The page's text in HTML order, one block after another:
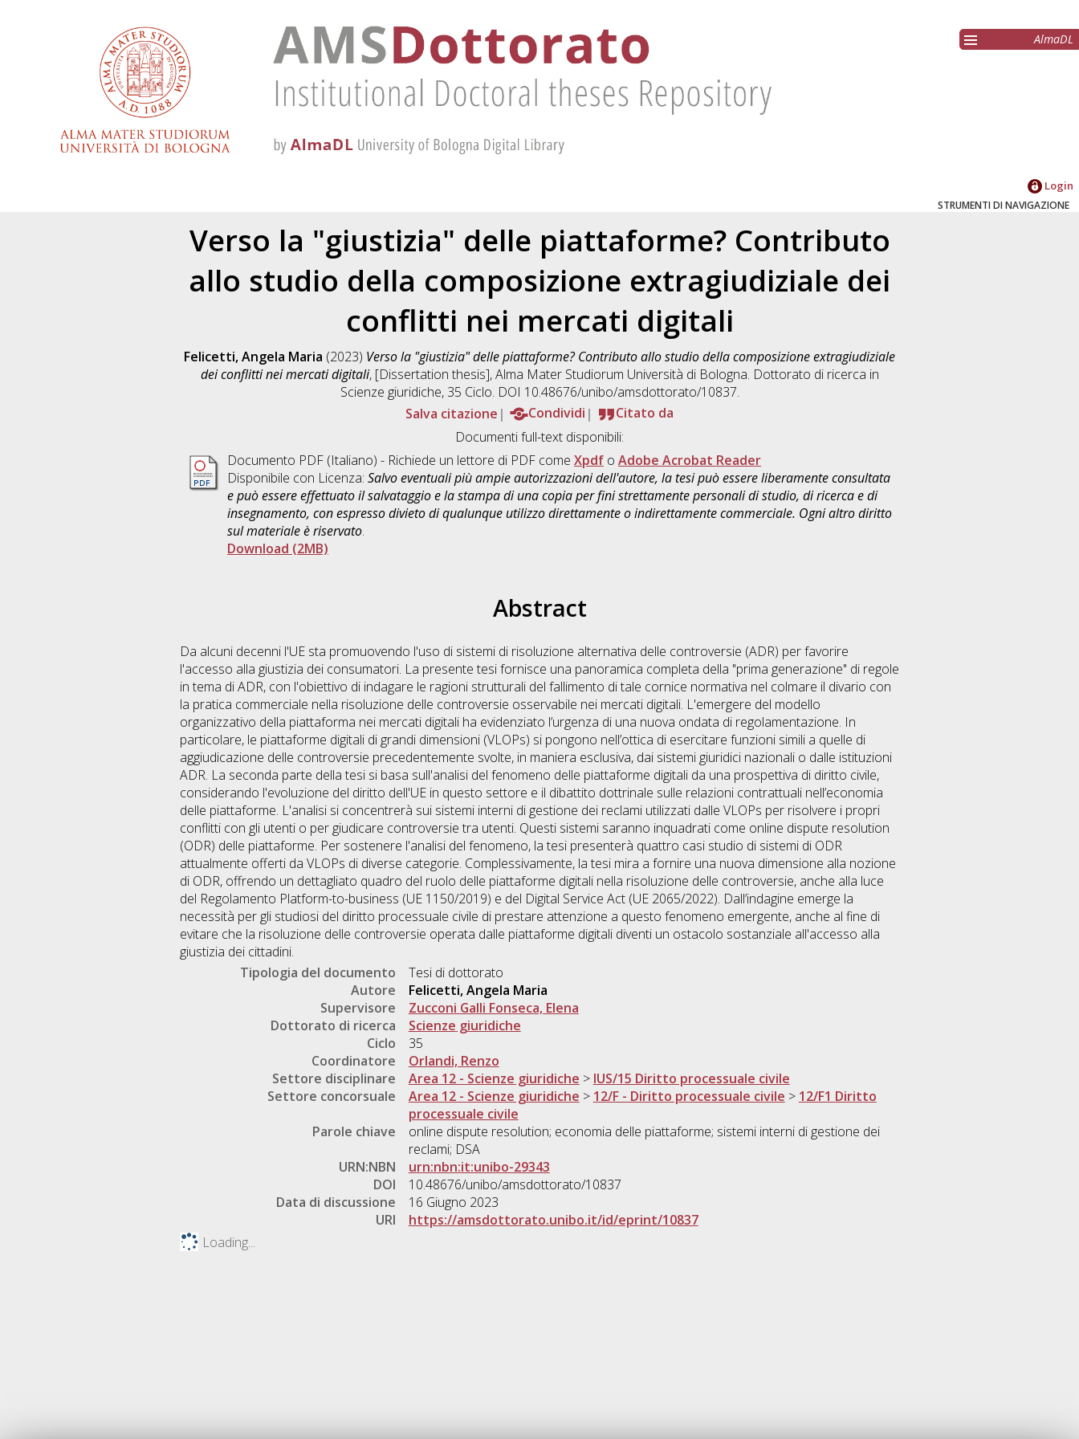
AlmaDL
Login
STRUMENTI DI NAVIGAZIONE
Verso la "giustizia" delle piattaforme? Contributo
allo studio della composizione extragiudiziale dei
conflitti nei mercati digitali
Felicetti, Angela Maria (2023) Verso la "giustizia" delle piattaforme? Contributo allo studio della composizione extragiudiziale
dei conflitti nei mercati digitali, [Dissertation thesis], Alma Mater Studiorum Università di Bologna. Dottorato di ricerca in
Scienze giuridiche, 35 Ciclo. DOI 10.48676/unibo/amsdottorato/10837.
Salva citazione
Condividi
Citato da
Documenti full-text disponibili:
Documento PDF (Italiano) - Richiede un lettore di PDF come Xpdf o Adobe Acrobat Reader
Disponibile con Licenza: Salvo eventuali più ampie autorizzazioni dell'autore, la tesi può essere liberamente consultata
e può essere effettuato il salvataggio e la stampa di una copia per fini strettamente personali di studio, di ricerca e di
insegnamento, con espresso divieto di qualunque utilizzo direttamente o indirettamente commerciale. Ogni altro diritto
sul materiale è riservato.
Download (2MB)
Abstract
Da alcuni decenni l'UE sta promuovendo l'uso di sistemi di risoluzione alternativa delle controversie (ADR) per favorire
l'accesso alla giustizia dei consumatori. La presente tesi fornisce una panoramica completa della "prima generazione" di regole
in tema di ADR, con l'obiettivo di indagare le ragioni strutturali del fallimento di tale cornice normativa nel colmare il divario con
la pratica commerciale nella risoluzione delle controversie osservabile nei mercati digitali. L'emergere del modello
organizzativo della piattaforma nei mercati digitali ha evidenziato l’urgenza di una nuova ondata di regolamentazione. In
particolare, le piattaforme digitali di grandi dimensioni (VLOPs) si pongono nell’ottica di esercitare funzioni simili a quelle di
aggiudicazione delle controversie precedentemente svolte, in maniera esclusiva, dai sistemi giuridici nazionali o dalle istituzioni
ADR. La seconda parte della tesi si basa sull'analisi del fenomeno delle piattaforme digitali da una prospettiva di diritto civile,
considerando l'evoluzione del diritto dell'UE in questo settore e il dibattito dottrinale sulle relazioni contrattuali nell’economia
delle piattaforme. L'analisi si concentrerà sui sistemi interni di gestione dei reclami utilizzati dalle VLOPs per risolvere i propri
conflitti con gli utenti o per giudicare controversie tra utenti. Questi sistemi saranno inquadrati come online dispute resolution
(ODR) delle piattaforme. Per sostenere l'analisi del fenomeno, la tesi presenterà quattro casi studio di sistemi di ODR
attualmente offerti da VLOPs di diverse categorie. Complessivamente, la tesi mira a fornire una nuova dimensione alla nozione
di ODR, offrendo un dettagliato quadro del ruolo delle piattaforme digitali nella risoluzione delle controversie, anche alla luce
del Regolamento Platform-to-business (UE 1150/2019) e del Digital Service Act (UE 2065/2022). Dall’indagine emerge la
necessità per gli studiosi del diritto processuale civile di prestare attenzione a questo fenomeno emergente, anche al fine di
evitare che la risoluzione delle controversie operata dalle piattaforme digitali diventi un ostacolo sostanziale all'accesso alla
giustizia dei cittadini.
Tipologia del documento
Tesi di dottorato
Autore
Felicetti, Angela Maria
Supervisore
Zucconi Galli Fonseca, Elena
Dottorato di ricerca
Scienze giuridiche
Ciclo
35
Coordinatore
Orlandi, Renzo
Settore disciplinare
Area 12 - Scienze giuridiche > IUS/15 Diritto processuale civile
Settore concorsuale
Area 12 - Scienze giuridiche > 12/F - Diritto processuale civile > 12/F1 Diritto
processuale civile
Parole chiave
online dispute resolution; economia delle piattaforme; sistemi interni di gestione dei
reclami; DSA
URN:NBN
urn:nbn:it:unibo-29343
DOI
10.48676/unibo/amsdottorato/10837
Data di discussione
16 Giugno 2023
URI
https://amsdottorato.unibo.it/id/eprint/10837
Loading...